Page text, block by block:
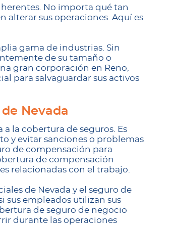
No importa qué tan
alterar sus operaciones. Aquí es
gama de industrias. Sin
de su tamaño o
gran corporación en Reno,
para salvaguardar sus activos
Nevada
la cobertura de seguros. Es
y evitar sanciones o problemas
de compensación para
de compensación
relacionadas con el trabajo.
de Nevada y el seguro de
sus empleados utilizan sus
de seguro de negocio
durante las operaciones